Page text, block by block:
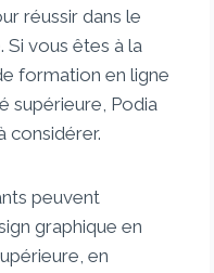
réussir dans le
Si vous êtes à la
formation en ligne
supérieure, Podia
considérer.
peuvent
graphique en
en